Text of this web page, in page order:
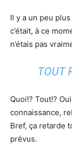
Il y a un peu
c’était, à ce
n’étais pas
TOUT
Quoi!? Tout!?
connaissance,
Bref, ça retarde
prévus.